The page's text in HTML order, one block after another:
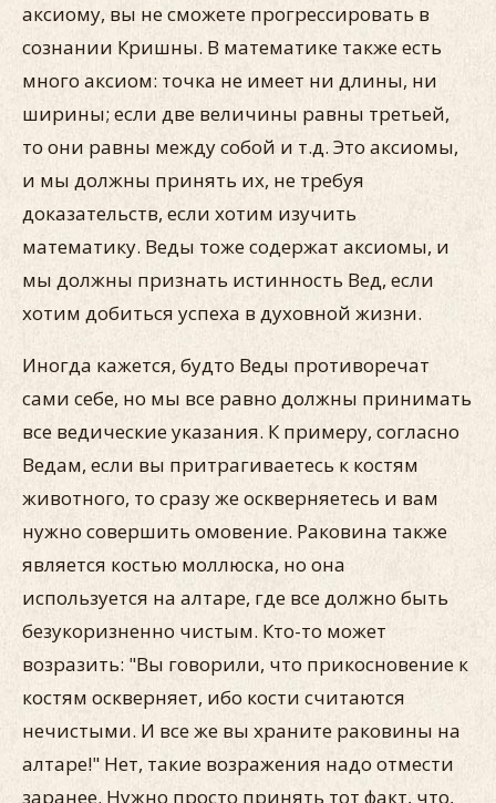
аксиому, вы не сможете прогрессировать в
сознании Кришны. В математике также есть
много аксиом: точка не имеет ни длины, ни
ширины; если две величины равны третьей,
то они равны между собой и т.д. Это аксиомы,
и мы должны принять их, не требуя
доказательств, если хотим изучить
математику. Веды тоже содержат аксиомы, и
мы должны признать истинность Вед, если
хотим добиться успеха в духовной жизни.
Иногда кажется, будто Веды противоречат
сами себе, но мы все равно должны принимать
все ведические указания. К примеру, согласно
Ведам, если вы притрагиваетесь к костям
животного, то сразу же оскверняетесь и вам
нужно совершить омовение. Раковина также
является костью моллюска, но она
используется на алтаре, где все должно быть
безукоризненно чистым. Кто-то может
возразить: "Вы говорили, что прикосновение к
костям оскверняет, ибо кости считаются
нечистыми. И все же вы храните раковины на
алтаре!" Нет, такие возражения надо отмести
заранее. Нужно просто принять тот факт, что,